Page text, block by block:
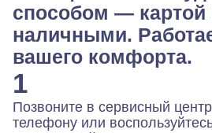
способом — картой
наличными.
вашего комфорта.
1
Позвоните в сервисный
телефону или